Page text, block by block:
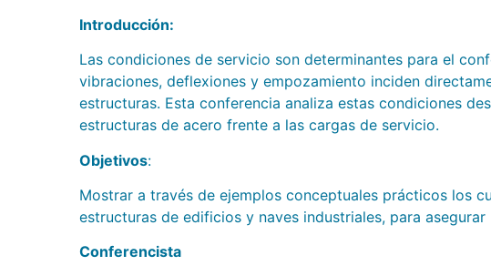
Introducción:
Las condiciones de servicio son determinantes para el
vibraciones, deflexiones y empozamiento inciden
estructuras. Esta conferencia analiza estas condiciones
estructuras de acero frente a las cargas de servicio.
Objetivos:
Mostrar a través de ejemplos conceptuales prácticos los
estructuras de edificios y naves industriales, para
Conferencista